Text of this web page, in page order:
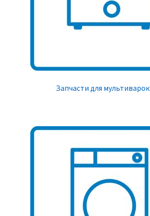
Запчасти для мультиварок